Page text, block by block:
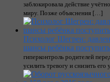
заблокировала действие
миру. Позже объяснения […]
Психолог Шегрен:
шансы ребёнка
гиперконтроль родителей
усилить тревогу и снизить